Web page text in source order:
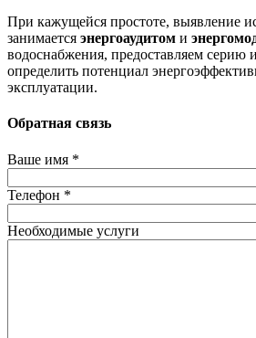
При кажущейся простоте, выявление
занимается энергоаудитом и
водоснабжения, предоставляем серию
определить потенциал
эксплуатации.
Обратная связь
Ваше имя *
Телефон *
Необходимые услуги